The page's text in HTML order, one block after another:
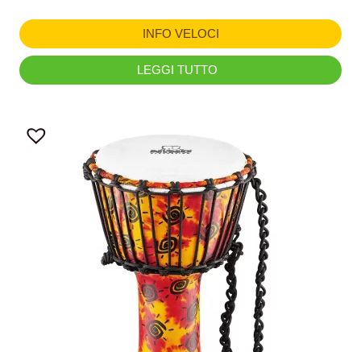
INFO VELOCI
LEGGI TUTTO